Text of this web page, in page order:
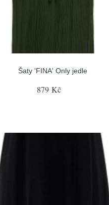
Šaty 'FINA' Only jedle
879 Kč